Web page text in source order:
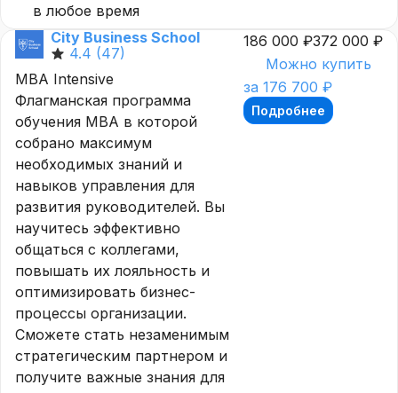
в любое время
City Business School
4.4 (47)
MBA Intensive
Флагманская программа
обучения MBA в которой
собрано максимум
необходимых знаний и
навыков управления для
развития руководителей. Вы
научитесь эффективно
общаться с коллегами,
повышать их лояльность и
оптимизировать бизнес-
процессы организации.
Сможете стать незаменимым
стратегическим партнером и
получите важные знания для
186 000 ₽372 000 ₽
Можно купить
за 176 700 ₽
Подробнее